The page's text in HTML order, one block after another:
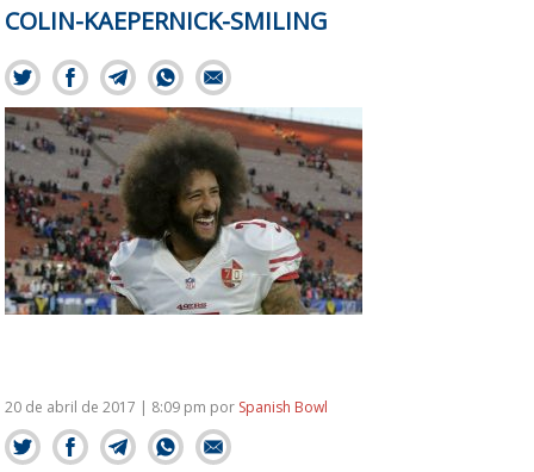
COLIN-KAEPERNICK-SMILING
20 de abril de 2017 | 8:09 pm por Spanish Bowl